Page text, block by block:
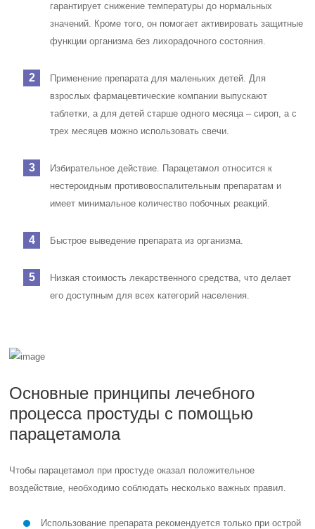
гарантирует снижение температуры до нормальных
значений. Кроме того, он помогает активировать защитные
функции организма без лихорадочного состояния.
Применение препарата для маленьких детей. Для
взрослых фармацевтические компании выпускают
таблетки, а для детей старше одного месяца – сироп, а с
трех месяцев можно использовать свечи.
Избирательное действие. Парацетамол относится к
нестероидным противовоспалительным препаратам и
имеет минимальное количество побочных реакций.
Быстрое выведение препарата из организма.
Низкая стоимость лекарственного средства, что делает
его доступным для всех категорий населения.
Основные принципы лечебного
процесса простуды с помощью
парацетамола
Чтобы парацетамол при простуде оказал положительное
воздействие, необходимо соблюдать несколько важных правил.
Использование препарата рекомендуется только при острой